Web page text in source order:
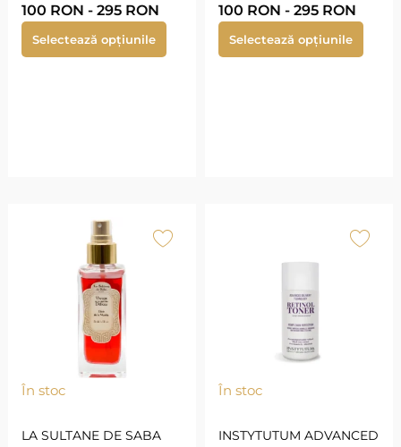
100 RON - 295 RON
Selectează opțiunile
100 RON - 295 RON
Selectează opțiunile
În stoc
LA SULTANE DE SABA
În stoc
INSTYTUTUM ADVANCED